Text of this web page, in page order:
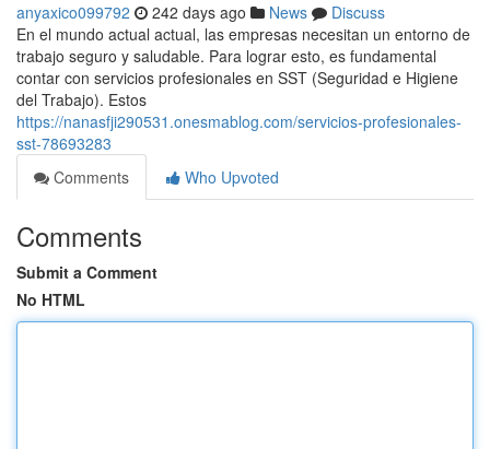
anyaxico099792 242 days ago News
Discuss
En el mundo actual actual, las empresas necesitan un entorno de
trabajo seguro y saludable. Para lograr esto, es fundamental
contar con servicios profesionales en SST (Seguridad e Higiene
del Trabajo). Estos
https://nanasfji290531.onesmablog.com/servicios-profesionales-
sst-78693283
Comments
Who Upvoted
Comments
Submit a Comment
No HTML